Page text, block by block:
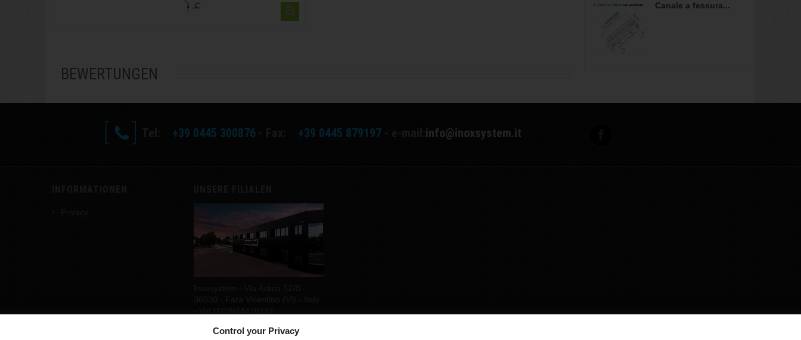
BEWERTUNGEN
Canale a fessura...
+39 0445 300876 +39 0445 879197 info@inoxsystem.it
Hier finden Sie uns
Control your Privacy